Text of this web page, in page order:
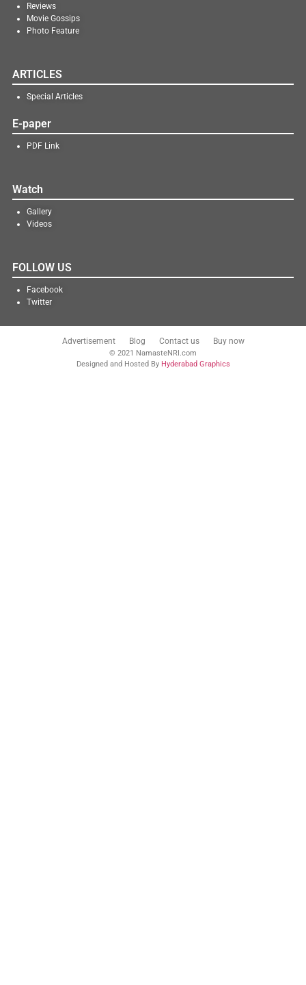
Reviews
Movie Gossips
Photo Feature
ARTICLES
Special Articles
E-paper
PDF Link
Watch
Gallery
Videos
FOLLOW US
Facebook
Twitter
Advertisement Blog Contact us Buy now
© 2021 NamasteNRI.com
Designed and Hosted By Hyderabad Graphics